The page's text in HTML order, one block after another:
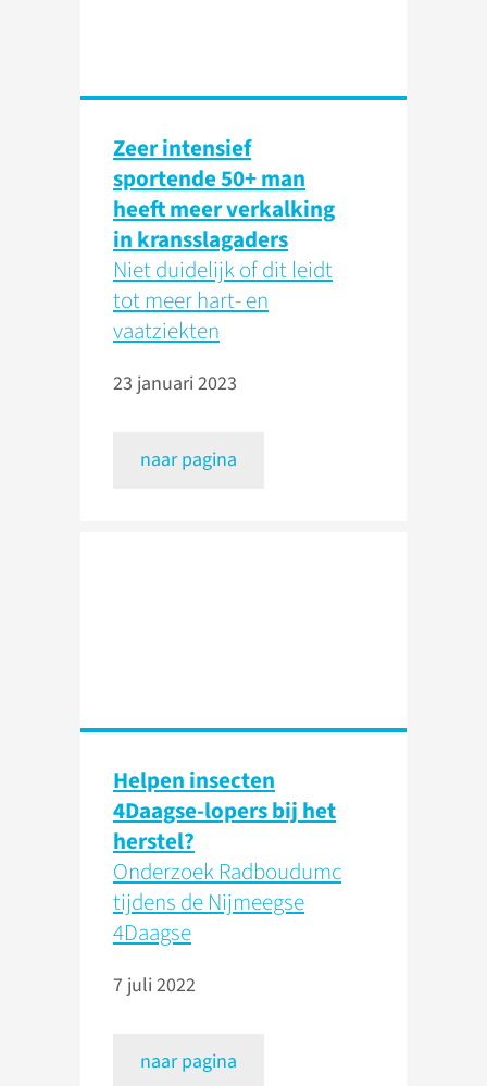
Zeer intensief
sportende 50+ man
heeft meer verkalking
in kransslagaders
Niet duidelijk of dit leidt
tot meer hart- en
vaatziekten
23 januari 2023
naar pagina
Helpen insecten
4Daagse-lopers bij het
herstel?
Onderzoek Radboudumc
tijdens de Nijmeegse
4Daagse
7 juli 2022
naar pagina